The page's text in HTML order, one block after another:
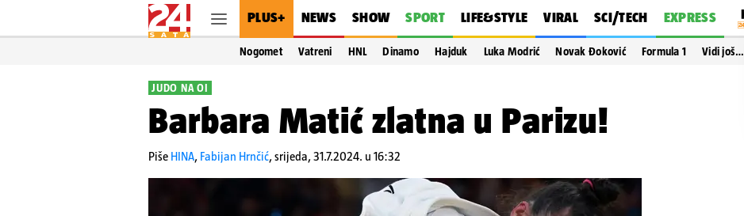
PLUS+ NEWS SHOW SPORT LIFE&STYLE VIRAL SCI/TECH EXPRESS
Nogomet Vatreni HNL Dinamo Hajduk Luka Modrić Novak Đoković Formula 1 Vidi još…
JUDO NA OI
Barbara Matić zlatna u Parizu!
Piše HINA, Fabijan Hrnčić,srijeda, 31.7.2024. u 16:32